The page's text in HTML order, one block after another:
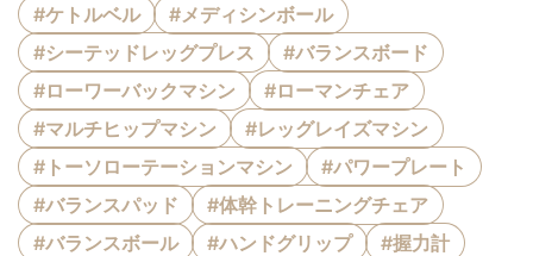
#ケトルベル
#メディシンボール
#シーテッドレッグプレス
#バランスボード
#ローワーバックマシン
#ローマンチェア
#マルチヒップマシン
#レッグレイズマシン
#トーソローテーションマシン
#パワープレート
#バランスパッド
#体幹トレーニングチェア
#バランスボール
#ハンドグリップ
#握力計